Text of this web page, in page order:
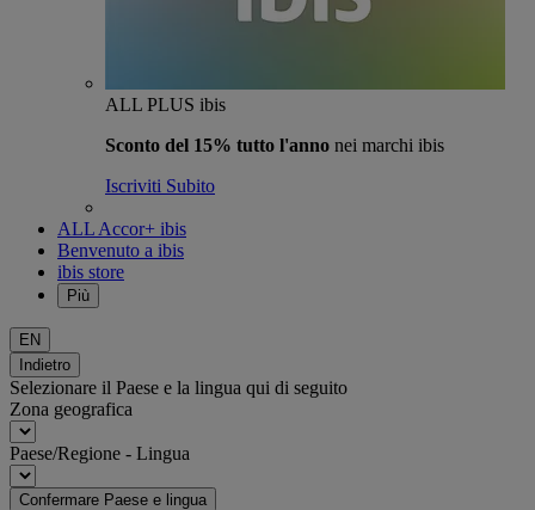
ALL PLUS ibis
Sconto del 15% tutto l'anno nei marchi ibis
Iscriviti Subito
ALL Accor+ ibis
Benvenuto a ibis
ibis store
Più
EN
Indietro
Selezionare il Paese e la lingua qui di seguito
Zona geografica
Paese/Regione - Lingua
Confermare Paese e lingua